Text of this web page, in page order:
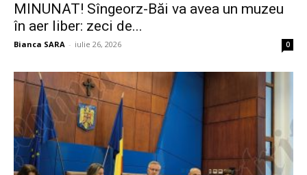
MINUNAT! Sîngeorz-Băi va avea un muzeu
în aer liber: zeci de...
Bianca SARA - iulie 26, 2026 0